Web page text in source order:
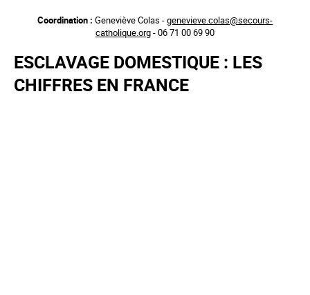
principal
Coordination : Geneviève Colas -genevieve.colas@secours-
catholique.org- 06 71 00 69 90
ESCLAVAGE DOMESTIQUE : LES
CHIFFRES EN FRANCE